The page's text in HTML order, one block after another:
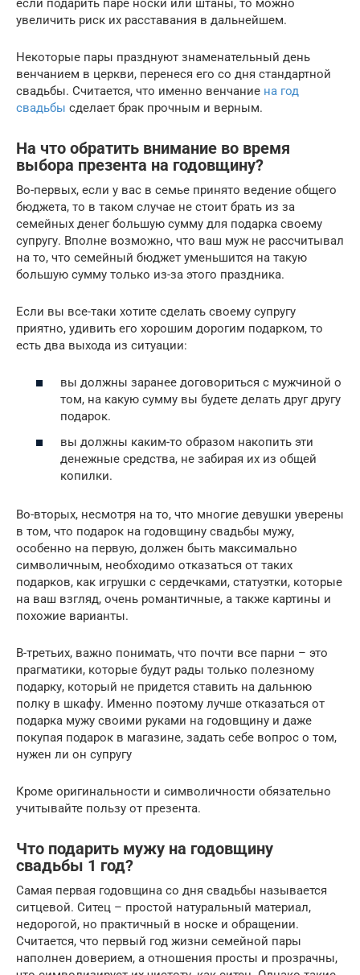
если подарить паре носки или штаны, то можно
увеличить риск их расставания в дальнейшем.
Некоторые пары празднуют знаменательный день
венчанием в церкви, перенеся его со дня стандартной
свадьбы. Считается, что именно венчание на год
свадьбы сделает брак прочным и верным.
На что обратить внимание во время
выбора презента на годовщину?
Во-первых, если у вас в семье принято ведение общего
бюджета, то в таком случае не стоит брать из за
семейных денег большую сумму для подарка своему
супругу. Вполне возможно, что ваш муж не рассчитывал
на то, что семейный бюджет уменьшится на такую
большую сумму только из-за этого праздника.
Если вы все-таки хотите сделать своему супругу
приятно, удивить его хорошим дорогим подарком, то
есть два выхода из ситуации:
вы должны заранее договориться с мужчиной о
том, на какую сумму вы будете делать друг другу
подарок.
вы должны каким-то образом накопить эти
денежные средства, не забирая их из общей
копилки.
Во-вторых, несмотря на то, что многие девушки уверены
в том, что подарок на годовщину свадьбы мужу,
особенно на первую, должен быть максимально
символичным, необходимо отказаться от таких
подарков, как игрушки с сердечками, статуэтки, которые
на ваш взгляд, очень романтичные, а также картины и
похожие варианты.
В-третьих, важно понимать, что почти все парни – это
прагматики, которые будут рады только полезному
подарку, который не придется ставить на дальнюю
полку в шкафу. Именно поэтому лучше отказаться от
подарка мужу своими руками на годовщину и даже
покупая подарок в магазине, задать себе вопрос о том,
нужен ли он супругу
Кроме оригинальности и символичности обязательно
учитывайте пользу от презента.
Что подарить мужу на годовщину
свадьбы 1 год?
Самая первая годовщина со дня свадьбы называется
ситцевой. Ситец – простой натуральный материал,
недорогой, но практичный в носке и обращении.
Считается, что первый год жизни семейной пары
наполнен доверием, а отношения просты и прозрачны,